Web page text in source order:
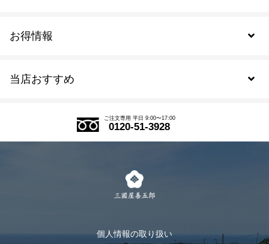
当店おすすめ
式部の香りシリーズ
お茶のギフト
お得情報
会員規約について
ご注文専用 平日 9:00〜17:00
0120-51-3928
個人情報の取り扱い